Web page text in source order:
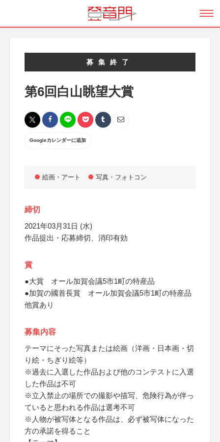
募集終了
第6回白山眺望大賞
Googleカレンダーに追加
絵画・アート 写真・フォトコン
締切
2021年03月31日 (水)
作品提出・応募締切、消印有効
賞
●大賞 オール加賀会議5市1町の特産品
●加賀の國首長賞 オール加賀会議5市1町の特産品
他賞あり
募集内容
テーマにそった写真または絵画（洋画・日本画・切
り絵・ちぎり絵等）
※過去に入選した作品および他のコンテストに入選
した作品は不可
※立入禁止の場所での撮影や描写、危険行為が伴っ
ていると思われる作品は選考不可
※人物が被写体となる作品は、必ず被写体になった
方の承諾を得ること